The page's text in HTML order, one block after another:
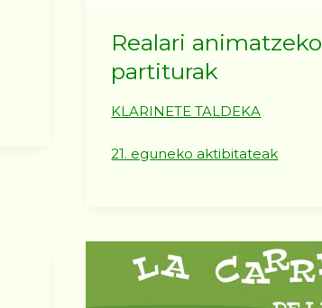
Realari animatzeko
partiturak
KLARINETE TALDEKA
21. eguneko aktibitateak